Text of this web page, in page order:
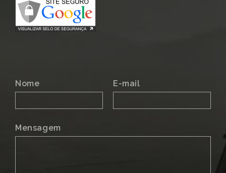
Nome E-mail
Mensagem